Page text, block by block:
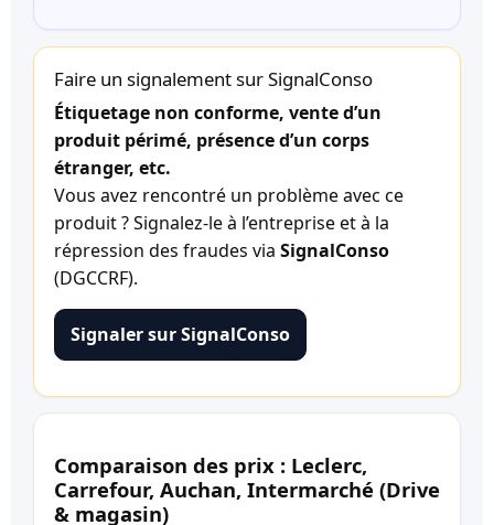
Faire un signalement sur SignalConso
Étiquetage non conforme, vente d’un
produit périmé, présence d’un corps
étranger, etc.
Vous avez rencontré un problème avec ce
produit ? Signalez-le à l’entreprise et à la
répression des fraudes via SignalConso
(DGCCRF).
Signaler sur SignalConso
Comparaison des prix : Leclerc,
Carrefour, Auchan, Intermarché (Drive
& magasin)